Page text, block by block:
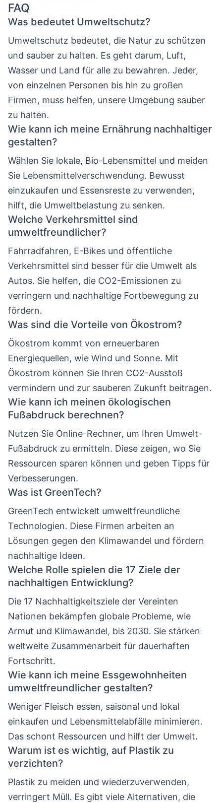
FAQ
Was bedeutet Umweltschutz?
Umweltschutz bedeutet, die Natur zu schützen
und sauber zu halten. Es geht darum, Luft,
Wasser und Land für alle zu bewahren. Jeder,
von einzelnen Personen bis hin zu großen
Firmen, muss helfen, unsere Umgebung sauber
zu halten.
Wie kann ich meine Ernährung nachhaltiger
gestalten?
Wählen Sie lokale, Bio-Lebensmittel und meiden
Sie Lebensmittelverschwendung. Bewusst
einzukaufen und Essensreste zu verwenden,
hilft, die Umweltbelastung zu senken.
Welche Verkehrsmittel sind
umweltfreundlicher?
Fahrradfahren, E-Bikes und öffentliche
Verkehrsmittel sind besser für die Umwelt als
Autos. Sie helfen, die CO2-Emissionen zu
verringern und nachhaltige Fortbewegung zu
fördern.
Was sind die Vorteile von Ökostrom?
Ökostrom kommt von erneuerbaren
Energiequellen, wie Wind und Sonne. Mit
Ökostrom können Sie Ihren CO2-Ausstoß
vermindern und zur sauberen Zukunft beitragen.
Wie kann ich meinen ökologischen
Fußabdruck berechnen?
Nutzen Sie Online-Rechner, um Ihren Umwelt-
Fußabdruck zu ermitteln. Diese zeigen, wo Sie
Ressourcen sparen können und geben Tipps für
Verbesserungen.
Was ist GreenTech?
GreenTech entwickelt umweltfreundliche
Technologien. Diese Firmen arbeiten an
Lösungen gegen den Klimawandel und fördern
nachhaltige Ideen.
Welche Rolle spielen die 17 Ziele der
nachhaltigen Entwicklung?
Die 17 Nachhaltigkeitsziele der Vereinten
Nationen bekämpfen globale Probleme, wie
Armut und Klimawandel, bis 2030. Sie stärken
weltweite Zusammenarbeit für dauerhaften
Fortschritt.
Wie kann ich meine Essgewohnheiten
umweltfreundlicher gestalten?
Weniger Fleisch essen, saisonal und lokal
einkaufen und Lebensmittelabfälle minimieren.
Das schont Ressourcen und hilft der Umwelt.
Warum ist es wichtig, auf Plastik zu
verzichten?
Plastik zu meiden und wiederzuverwenden,
verringert Müll. Es gibt viele Alternativen, die